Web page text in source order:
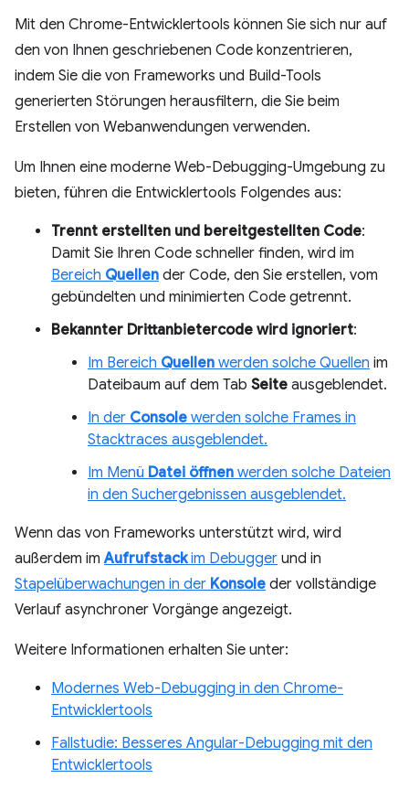
Mit den Chrome-Entwicklertools können Sie sich nur auf
den von Ihnen geschriebenen Code konzentrieren,
indem Sie die von Frameworks und Build-Tools
generierten Störungen herausfiltern, die Sie beim
Erstellen von Webanwendungen verwenden.
Um Ihnen eine moderne Web-Debugging-Umgebung zu
bieten, führen die Entwicklertools Folgendes aus:
Trennt erstellten und bereitgestellten Code:
Damit Sie Ihren Code schneller finden, wird im
Bereich Quellen der Code, den Sie erstellen, vom
gebündelten und minimierten Code getrennt.
Bekannter Drittanbietercode wird ignoriert:
Im Bereich Quellen werden solche Quellen im
Dateibaum auf dem Tab Seite ausgeblendet.
In der Console werden solche Frames in
Stacktraces ausgeblendet.
Im Menü Datei öffnen werden solche Dateien
in den Suchergebnissen ausgeblendet.
Wenn das von Frameworks unterstützt wird, wird
außerdem imAufrufstackim Debugger und in
Stapelüberwachungen in der Konsole der vollständige
Verlauf asynchroner Vorgänge angezeigt.
Weitere Informationen erhalten Sie unter:
Modernes Web-Debugging in den Chrome-
Entwicklertools
Fallstudie: Besseres Angular-Debugging mit den
Entwicklertools